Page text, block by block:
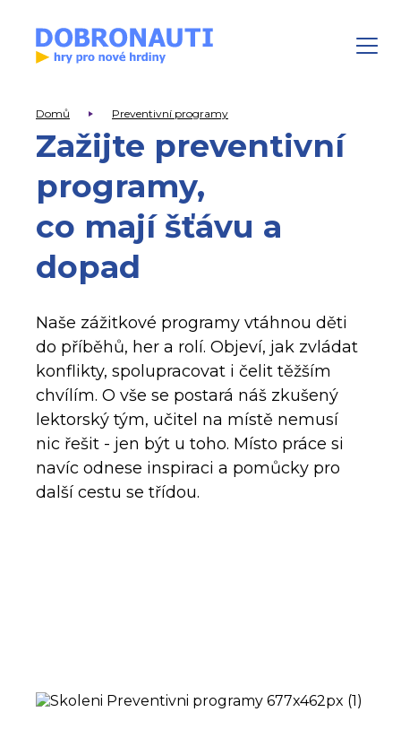
Domů Preventivní programy
Zažijte preventivní
programy,
co mají šťávu a
dopad
Naše zážitkové programy vtáhnou děti
do příběhů, her a rolí. Objeví, jak zvládat
konflikty, spolupracovat i čelit těžším
chvílím. O vše se postará náš zkušený
lektorský tým, učitel na místě nemusí
nic řešit - jen být u toho. Místo práce si
navíc odnese inspiraci a pomůcky pro
další cestu se třídou.